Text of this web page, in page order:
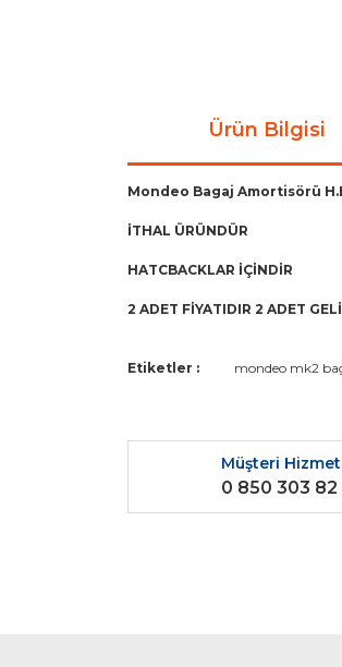
Ürün Bilgisi
Mondeo Bagaj Amortisörü
İTHAL ÜRÜNDÜR
HATCBACKLAR İÇİNDİR
2 ADET FİYATIDIR 2 ADET
Bu ürünün fiyat bilgisi,
Ürün resmi kalitesiz,
Ürün açıklamasında eksik
Etiketler : mondeo mk2
Müşteri
0 850 303 82